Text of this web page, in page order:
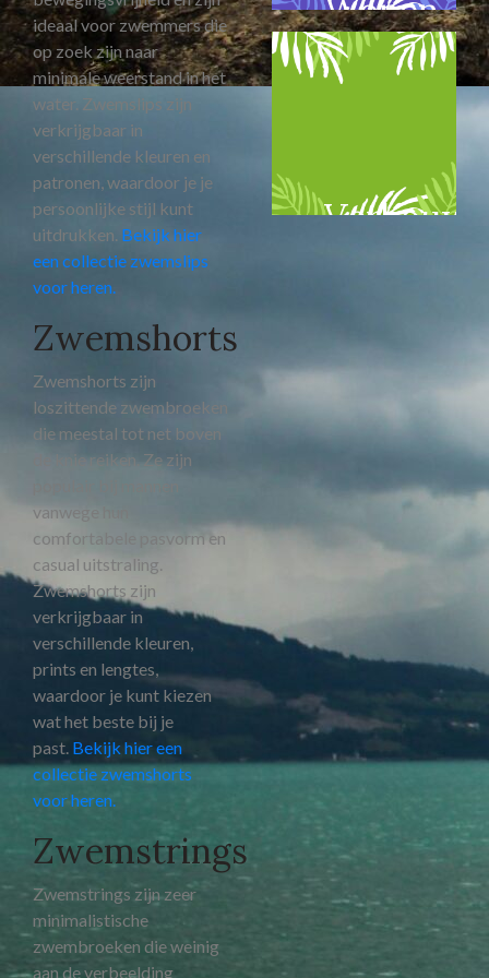
ideaal voor zwemmers die
op zoek zijn naar
minimale weerstand in het
water. Zwemslips zijn
verkrijgbaar in
verschillende kleuren en
patronen, waardoor je je
persoonlijke stijl kunt
uitdrukken. Bekijk hier
een collectie zwemslips
voor heren.
Zwemshorts
Zwemshorts zijn
loszittende zwembroeken
die meestal tot net boven
de knie reiken. Ze zijn
vanwege hun
comfortabele pasvorm en
casual uitstraling.
Zwemshorts zijn
verkrijgbaar in
verschillende kleuren,
prints en lengtes,
waardoor je kunt kiezen
wat het beste bij je
past. Bekijk hier een
collectie zwemshorts
voor heren.
Zwemstrings
Zwemstrings zijn zeer
minimalistische
zwembroeken die weinig
aan de verbeelding
Wonen